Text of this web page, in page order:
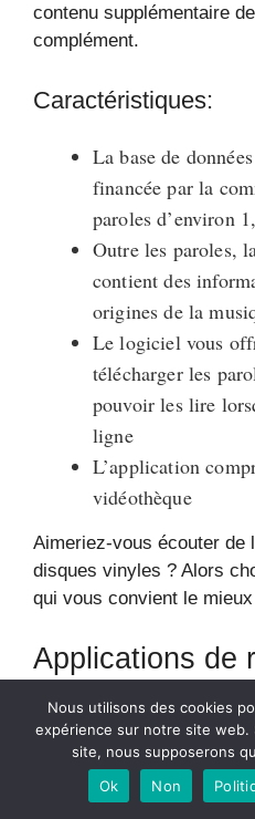
contenu supplémentaire
complément.
Caractéristiques:
La base de
financée par la
paroles d’environ
Outre les paroles,
contient des
origines de la
Le logiciel vous
télécharger les
pouvoir les lire
ligne
L’application
vidéothèque
Aimeriez-vous écouter de
disques vinyles ? Alors
qui vous convient le
Applications de
musicale en ligne
Grâce à la technologie
possible de trouver le nom
basant sur les mélodies,
Nous utilisons des cookies
expérience sur notre site web.
site, nous supposerons
Ok
Non